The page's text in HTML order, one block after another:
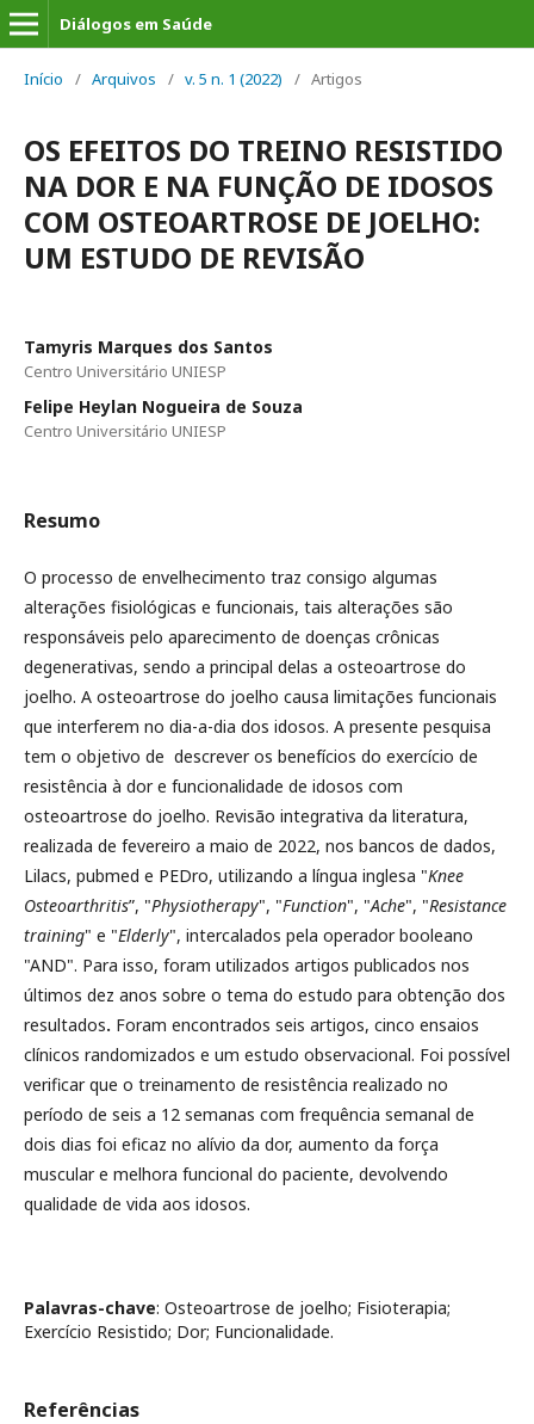
Diálogos em Saúde
Início / Arquivos / v. 5 n. 1 (2022) / Artigos
OS EFEITOS DO TREINO RESISTIDO
NA DOR E NA FUNÇÃO DE IDOSOS
COM OSTEOARTROSE DE JOELHO:
UM ESTUDO DE REVISÃO
Tamyris Marques dos Santos
Centro Universitário UNIESP
Felipe Heylan Nogueira de Souza
Centro Universitário UNIESP
Resumo
O processo de envelhecimento traz consigo algumas
alterações fisiológicas e funcionais, tais alterações são
responsáveis pelo aparecimento de doenças crônicas
degenerativas, sendo a principal delas a osteoartrose do
joelho. A osteoartrose do joelho causa limitações funcionais
que interferem no dia-a-dia dos idosos. A presente pesquisa
tem o objetivo de descrever os benefícios do exercício de
resistência à dor e funcionalidade de idosos com
osteoartrose do joelho. Revisão integrativa da literatura,
realizada de fevereiro a maio de 2022, nos bancos de dados,
Lilacs, pubmed e PEDro, utilizando a língua inglesa "Knee
Osteoarthritis”, "Physiotherapy", "Function", "Ache", "Resistance
training" e "Elderly", intercalados pela operador booleano
"AND". Para isso, foram utilizados artigos publicados nos
últimos dez anos sobre o tema do estudo para obtenção dos
resultados. Foram encontrados seis artigos, cinco ensaios
clínicos randomizados e um estudo observacional. Foi possível
verificar que o treinamento de resistência realizado no
período de seis a 12 semanas com frequência semanal de
dois dias foi eficaz no alívio da dor, aumento da força
muscular e melhora funcional do paciente, devolvendo
qualidade de vida aos idosos.
Palavras-chave: Osteoartrose de joelho; Fisioterapia;
Exercício Resistido; Dor; Funcionalidade.
Referências